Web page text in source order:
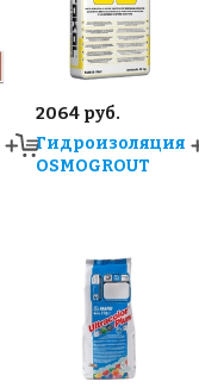
2064 руб.
Гидроизоляция
OSMOGROUT